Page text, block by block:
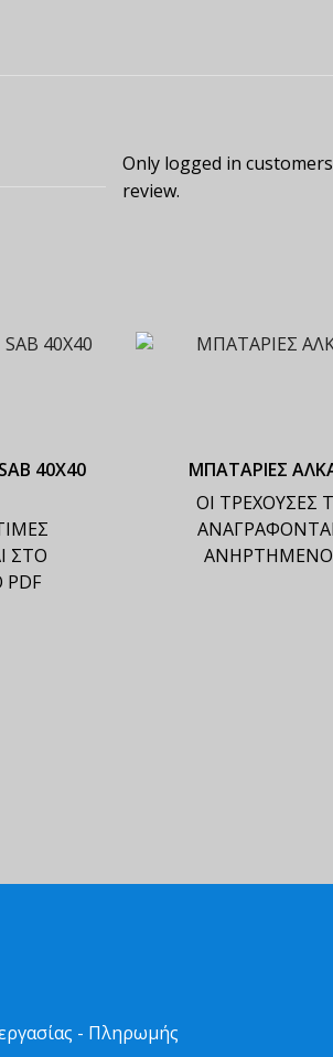
Only logged in
review.
40Χ40
ΣΤΟ
ΜΠΑΤΑΡΙΕΣ
ΟΙ ΤΡΕΧΟΥΣΕΣ
ΑΝΗΡΤΗΜΕΝΟ
- Πληρωμής